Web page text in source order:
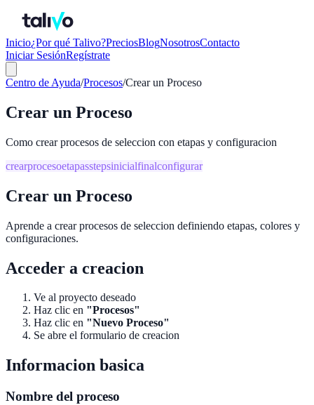
Inicio¿Por qué Talivo?PreciosBlogNosotrosContacto
Iniciar SesiónRegístrate
Centro de Ayuda/Procesos/Crear un Proceso
Crear un Proceso
Como crear procesos de seleccion con etapas y configuracion
crearprocesoetapasstepsinicialfinalconfigurar
Crear un Proceso
Aprende a crear procesos de seleccion definiendo etapas, colores y
configuraciones.
Acceder a creacion
Ve al proyecto deseado
Haz clic en "Procesos"
Haz clic en "Nuevo Proceso"
Se abre el formulario de creacion
Informacion basica
Nombre del proceso